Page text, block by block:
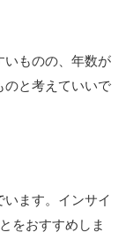
いものの、年数が
のと考えていいで
ます。インサイ
をおすすめしま